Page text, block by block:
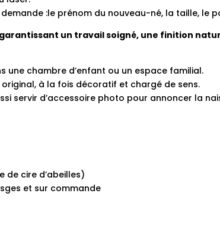
:le prénom du nouveau-né, la taille, le
un travail soigné, une finition
une chambre d’enfant ou un espace familial.
à la fois décoratif et chargé de sens.
servir d’accessoire photo pour annoncer la
de cire d’abeilles)
et sur commande